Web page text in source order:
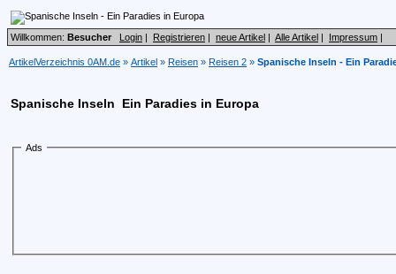
Willkommen: Besucher Login | Registrieren | neue Artikel | Alle Artikel | Impressum |
ArtikelVerzeichnis 0AM.de » Artikel » Reisen » Reisen 2 » Spanische Inseln - Ein
Spanische Inseln  Ein Paradies in Europa
Ads